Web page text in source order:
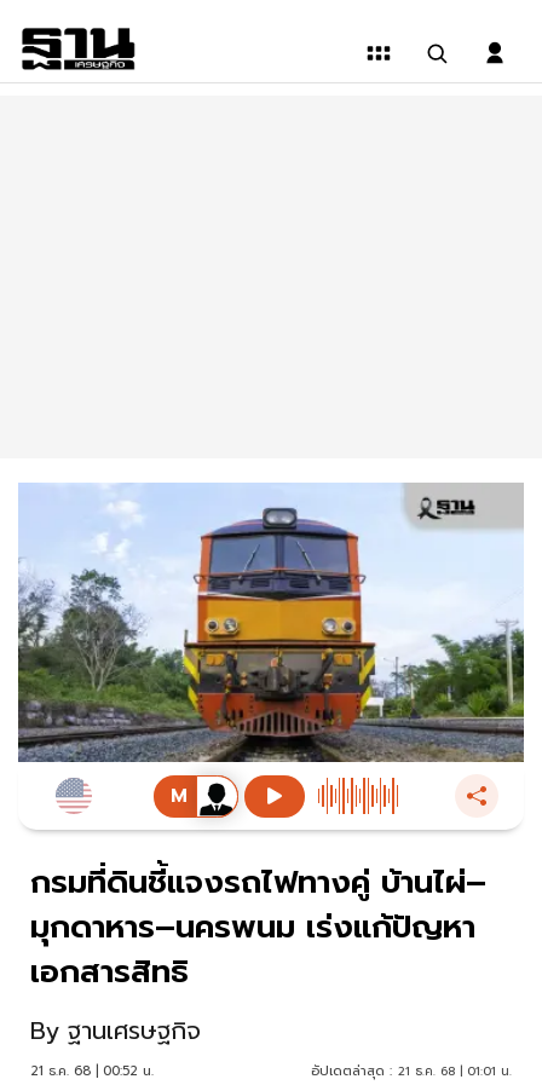
กรมที่ดินชี้แจงรถไฟทางคู่ บ้านไผ่–
มุกดาหาร–นครพนม เร่งแก้ปัญหา
เอกสารสิทธิ
By ฐานเศรษฐกิจ
21 ธ.ค. 68 | 00:52 น. อัปเดตล่าสุด : 21 ธ.ค. 68 | 01:01 น.